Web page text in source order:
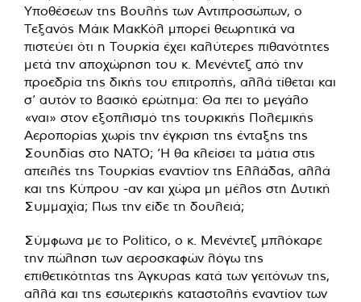
Υποθέσεων της Βουλής των Αντιπροσώπων, ο
Τεξανός Μάικ ΜακΚόλ μπορεί θεωρητικά να
πιστεύει ότι η Τουρκία έχει καλύτερες πιθανότητες
μετά την αποχώρηση του κ. Μενέντεζ από την
προεδρία της δικής του επιτροπής, αλλά τίθεται και
σ’ αυτόν το βασικό ερώτημα: Θα πει το μεγάλο
«ναι» στον εξοπλισμό της τουρκικής Πολεμικής
Αεροπορίας χωρίς την έγκριση της ένταξης της
Σουηδίας στο ΝΑΤΟ; ‘Η θα κλείσει τα μάτια στις
απειλές της Τουρκίας εναντίον της Ελλάδας, αλλά
και της Κύπρου -αν και χώρα μη μέλος στη Δυτική
Συμμαχία; Πως την είδε τη δουλειά;
Σύμφωνα με το Politico, ο κ. Μενέντεζ μπλόκαρε
την πώληση των αεροσκαφών λόγω της
επιθετικότητας της Άγκυρας κατά των γειτόνων της,
αλλά και της εσωτερικής καταστολής εναντίον των